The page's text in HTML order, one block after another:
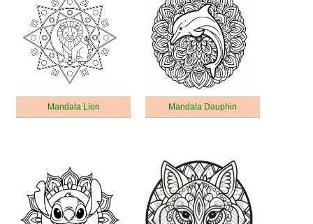
Mandala Lion Mandala Dauphin